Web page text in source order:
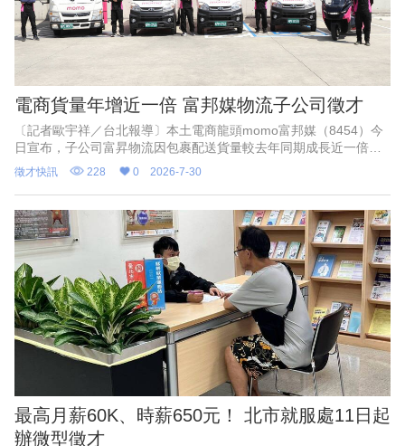
電商貨量年增近一倍 富邦媒物流子公司徵才
〔記者歐宇祥／台北報導〕本土電商龍頭momo富邦媒（8454）今
日宣布，子公司富昇物流因包裹配送貨量較去年同期成長近一倍，
即日起於全台增聘百名貨車及機車配送司機，並同步開放彈性兼職
職缺；該公司指出，6
徵才快訊 228 0 2026-7-30
最高月薪60K、時薪650元！ 北市就服處11日起
辦微型徵才